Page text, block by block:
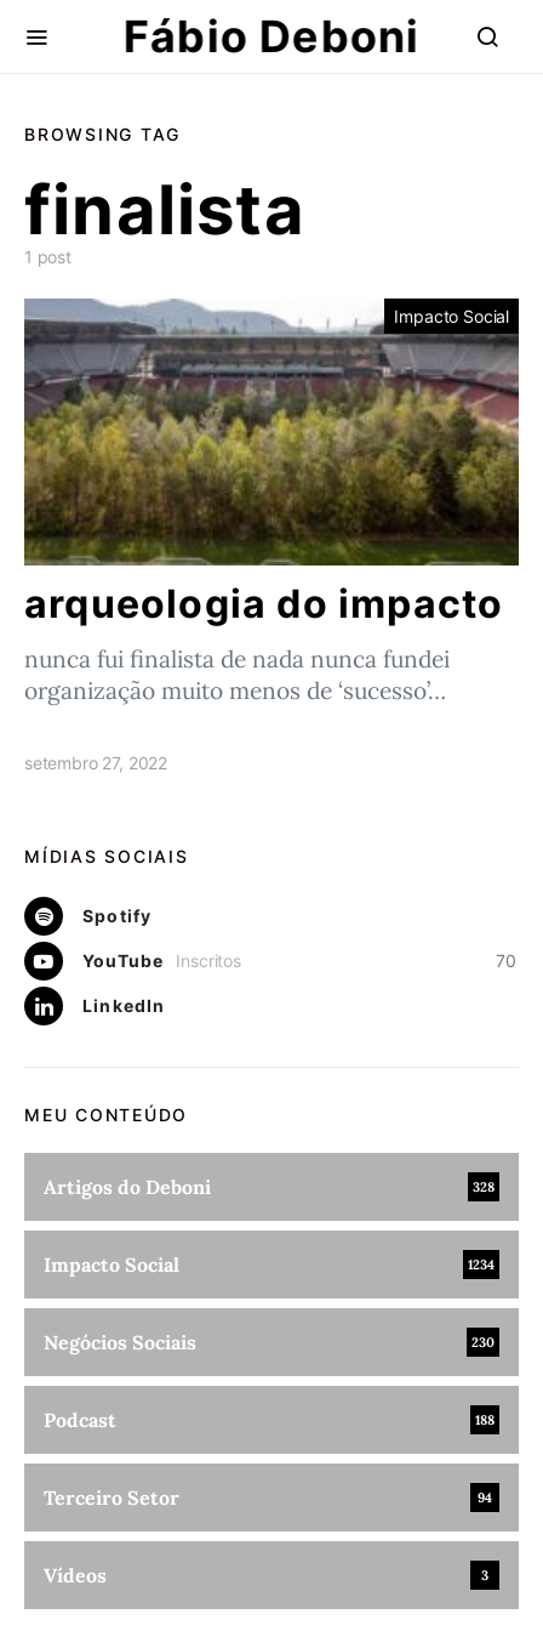
Fábio Deboni
BROWSING TAG
finalista
1 post
Impacto Social
arqueologia do impacto
nunca fui finalista de nada nunca fundei
organização muito menos de ‘sucesso’…
setembro 27, 2022
MÍDIAS SOCIAIS
Spotify
YouTube 70
Inscritos
LinkedIn
MEU CONTEÚDO
Artigos do Deboni 328
Impacto Social 1234
Negócios Sociais 230
Podcast 188
Terceiro Setor 94
Vídeos 3